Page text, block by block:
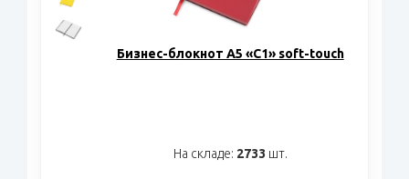
Бизнес-блокнот А5 «C1» soft-touch
На складе: 2733 шт.